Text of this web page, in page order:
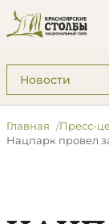
Подразделы:
Главная Пресс-
Нацпарк провел